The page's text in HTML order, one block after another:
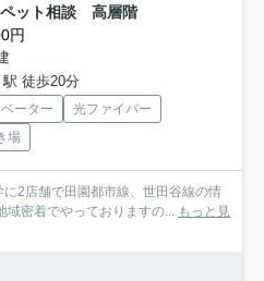
ット相談 高層階
円
徒歩20分
ーター
光ファイバー
場
2店舗で田園都市線、世田谷線の情
密着でやっておりますの...
もっと見